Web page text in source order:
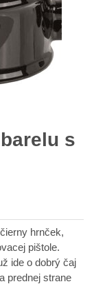
s
hrnček,
pištole.
ide o dobrý čaj
prednej strane